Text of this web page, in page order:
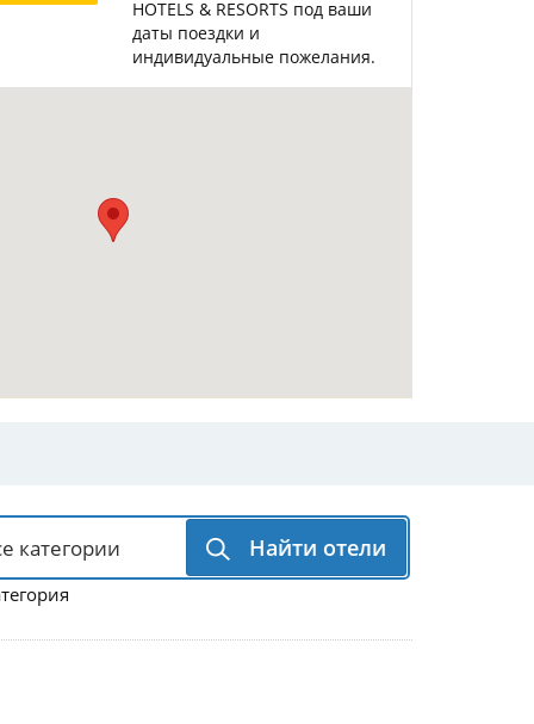
HOTELS & RESORTS под ваши
даты поездки и
индивидуальные пожелания.
Найти отели